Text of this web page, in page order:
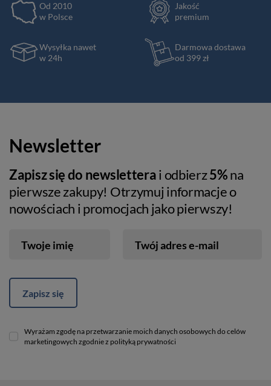
Od 2010
w Polsce
Jakość
premium
Wysyłka nawet
w 24h
Darmowa dostawa
od 399 zł
Newsletter
Zapisz się do newsletterai odbierz5%na
pierwsze zakupy! Otrzymuj informacje o
nowościach i promocjach jako pierwszy!
Twoje imię Twój adres e-mail
Zapisz się
Wyrażam zgodę na przetwarzanie moich danych osobowych do celów
marketingowych zgodnie z polityką prywatności